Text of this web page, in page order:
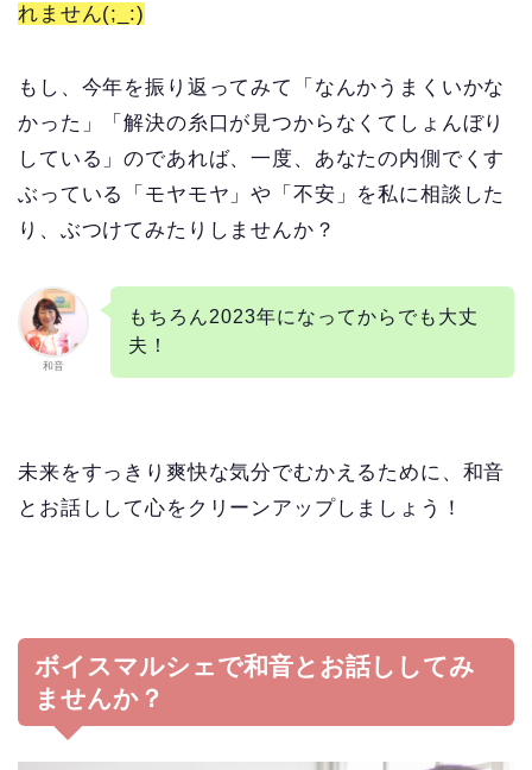
れません(;_:)
もし、今年を振り返ってみて「なんかうまくいかな
かった」「解決の糸口が見つからなくてしょんぼり
している」のであれば、一度、あなたの内側でくす
ぶっている「モヤモヤ」や「不安」を私に相談した
り、ぶつけてみたりしませんか？
和音
もちろん2023年になってからでも大丈
夫！
未来をすっきり爽快な気分でむかえるために、和音
とお話しして心をクリーンアップしましょう！
ボイスマルシェで和音とお話ししてみ
ませんか？